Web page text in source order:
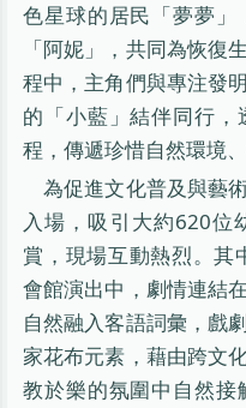
色星球的居民「夢夢
「阿妮」，共同為恢復
程中，主角們與專注發
的「小藍」結伴同行，
程，傳遞珍惜自然環境
為促進文化普及與藝
入場，吸引大約620位
賞，現場互動熱烈。其
會館演出中，劇情連結
自然融入客語詞彙，戲
家花布元素，藉由跨文
教於樂的氛圍中自然接